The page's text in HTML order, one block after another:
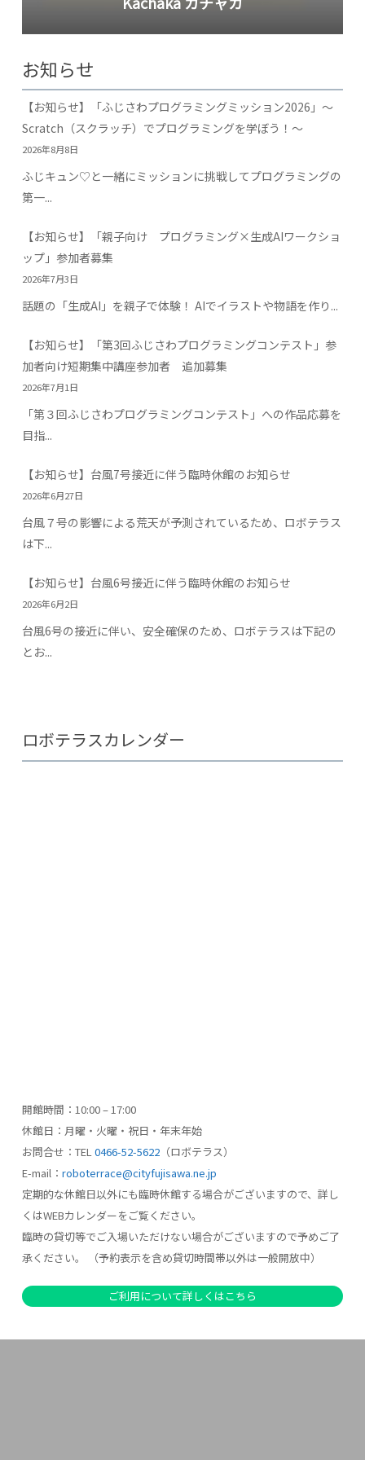
お知らせ
【お知らせ】「ふじさわプログラミングミッション2026」～
Scratch（スクラッチ）でプログラミングを学ぼう！～
2026年8月8日
ふじキュン♡と一緒にミッションに挑戦してプログラミングの
第一...
【お知らせ】「親子向け プログラミング×生成AIワークショ
ップ」参加者募集
2026年7月3日
話題の「生成AI」を親子で体験！ AIでイラストや物語を作り...
【お知らせ】「第3回ふじさわプログラミングコンテスト」参
加者向け短期集中講座参加者 追加募集
2026年7月1日
「第３回ふじさわプログラミングコンテスト」への作品応募を
目指...
【お知らせ】台風7号接近に伴う臨時休館のお知らせ
2026年6月27日
台風７号の影響による荒天が予測されているため、ロボテラス
は下...
【お知らせ】台風6号接近に伴う臨時休館のお知らせ
2026年6月2日
台風6号の接近に伴い、安全確保のため、ロボテラスは下記の
とお...
ロボテラスカレンダー
開館時間：10:00 – 17:00
休館日：月曜・火曜・祝日・年末年始
お問合せ：TEL0466-52-5622（ロボテラス）
E-mail： roboterrace@cityfujisawa.ne.jp
定期的な休館日以外にも臨時休館する場合がございますので、詳し
くはWEBカレンダーをご覧ください。
臨時の貸切等でご入場いただけない場合がございますので予めご了
承ください。 （予約表示を含め貸切時間帯以外は一般開放中）
ご利用について詳しくはこちら